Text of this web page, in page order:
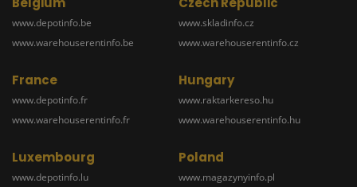
www.depotinfo.be
www.warehouserentinfo.be
www.skladinfo.cz
www.warehouserentinfo.cz
France
www.depotinfo.fr
www.warehouserentinfo.fr
Hungary
www.raktarkereso.hu
www.warehouserentinfo.hu
Luxembourg
www.depotinfo.lu
Poland
www.magazynyinfo.pl